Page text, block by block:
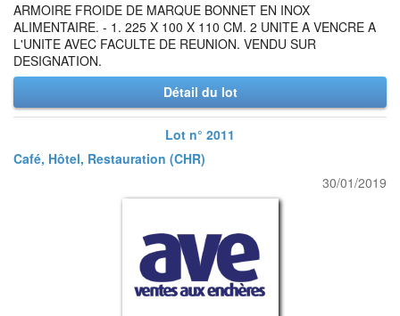
ARMOIRE FROIDE DE MARQUE BONNET EN INOX
ALIMENTAIRE. - 1. 225 X 100 X 110 CM. 2 UNITE A VENCRE A
L'UNITE AVEC FACULTE DE REUNION. VENDU SUR
DESIGNATION.
Détail du lot
Lot n° 2011
Café, Hôtel, Restauration (CHR)
30/01/2019